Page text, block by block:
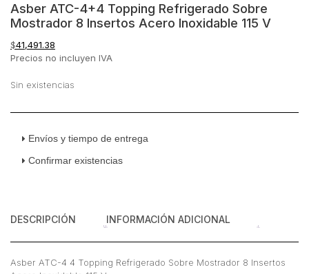
Asber ATC-4+4 Topping Refrigerado Sobre
Mostrador 8 Insertos Acero Inoxidable 115 V
$41,491.38
Precios no incluyen IVA
Sin existencias
Envíos y tiempo de entrega
Confirmar existencias
DESCRIPCIÓN INFORMACIÓN ADICIONAL
Asber ATC-4 4 Topping Refrigerado Sobre Mostrador 8 Insertos